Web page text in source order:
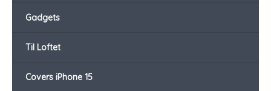
Gadgets
Til Loftet
Covers iPhone 15